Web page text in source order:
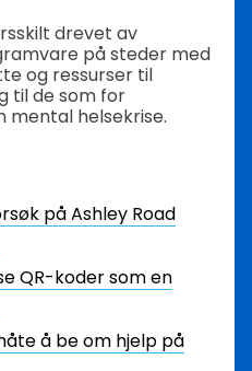
drevet av
på steder med
og ressurser til
til de som for
helsekrise.
på Ashley Road
QR-koder som en
å be om hjelp på